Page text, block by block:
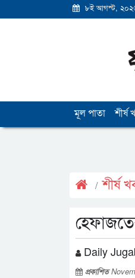
৮ই আগস্ট, ২০২৬
মূল পাতা শীর্ষ
শীর্ষ
Daily
প্রকাশিত